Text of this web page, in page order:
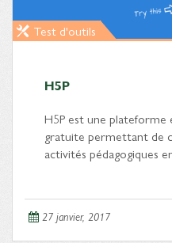
Test d'outils
H5P
H5P est une
gratuite permettant de
activités pédagogiques
27 janvier, 2017